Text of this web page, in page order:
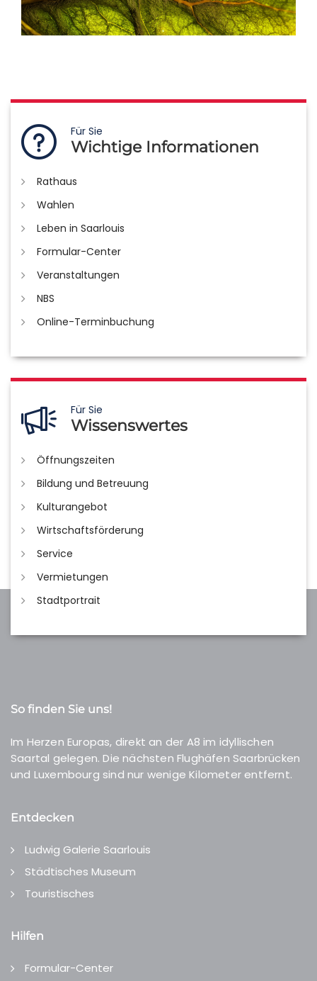
Für Sie
Wichtige Informationen
Rathaus
Wahlen
Leben in Saarlouis
Formular-Center
Veranstaltungen
NBS
Online-Terminbuchung
Für Sie
Wissenswertes
Öffnungszeiten
Bildung und Betreuung
Kulturangebot
Wirtschaftsförderung
Service
Vermietungen
Stadtportrait
So finden Sie uns!
Im Herzen Europas, direkt an der A8 im idyllischen
Saartal gelegen. Die nächsten Flughäfen Saarbrücken
und Luxembourg sind nur wenige Kilometer entfernt.
Entdecken
Ludwig Galerie Saarlouis
Städtisches Museum
Touristisches
Hilfen
Formular-Center